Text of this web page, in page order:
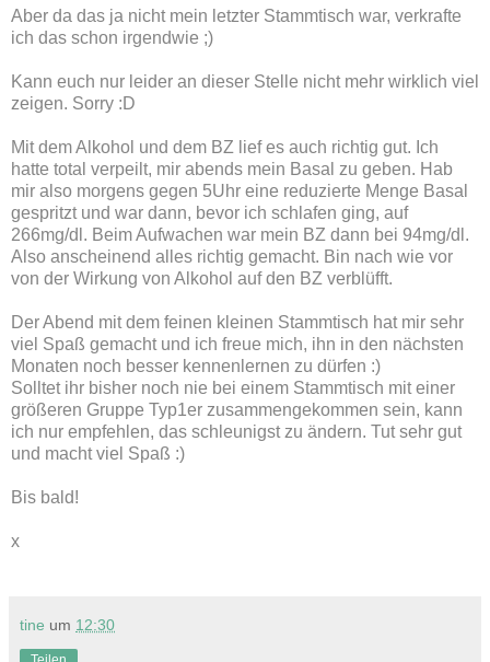
Aber da das ja nicht mein letzter Stammtisch war, verkrafte
ich das schon irgendwie ;)
Kann euch nur leider an dieser Stelle nicht mehr wirklich viel
zeigen. Sorry :D
Mit dem Alkohol und dem BZ lief es auch richtig gut. Ich
hatte total verpeilt, mir abends mein Basal zu geben. Hab
mir also morgens gegen 5Uhr eine reduzierte Menge Basal
gespritzt und war dann, bevor ich schlafen ging, auf
266mg/dl. Beim Aufwachen war mein BZ dann bei 94mg/dl.
Also anscheinend alles richtig gemacht. Bin nach wie vor
von der Wirkung von Alkohol auf den BZ verblüfft.
Der Abend mit dem feinen kleinen Stammtisch hat mir sehr
viel Spaß gemacht und ich freue mich, ihn in den nächsten
Monaten noch besser kennenlernen zu dürfen :)
Solltet ihr bisher noch nie bei einem Stammtisch mit einer
größeren Gruppe Typ1er zusammengekommen sein, kann
ich nur empfehlen, das schleunigst zu ändern. Tut sehr gut
und macht viel Spaß :)
Bis bald!
x
tine um 12:30